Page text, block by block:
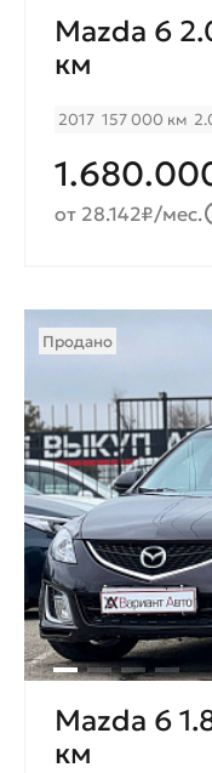
Mazda 6
км
2017 157 000 км
от 28.142₽/мес.
Продано
Mazda 6
км